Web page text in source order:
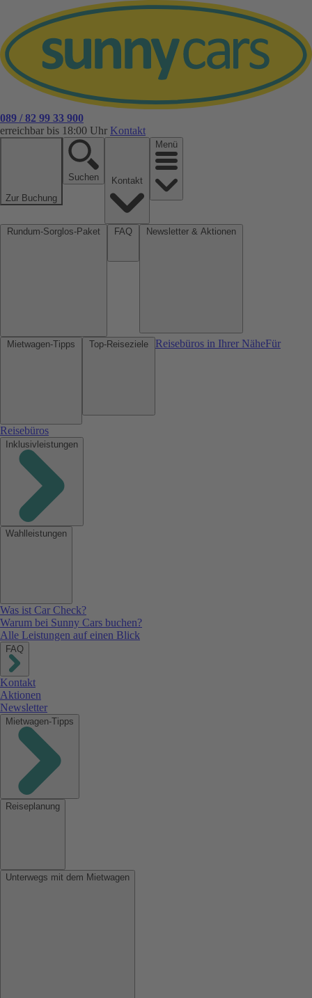
089 / 82 99 33 900
erreichbar bis 18:00 Uhr Kontakt
Zur Buchung
Suchen
Menü
Reisebüros in Ihrer NäheFür
Reisebüros
Inklusivleistungen
Wahlleistungen
Was ist Car Check?
Warum bei Sunny Cars buchen?
Alle Leistungen auf einen Blick
FAQ
Kontakt
Aktionen
Newsletter
Mietwagen-Tipps
Reiseplanung
Unterwegs mit dem Mietwagen